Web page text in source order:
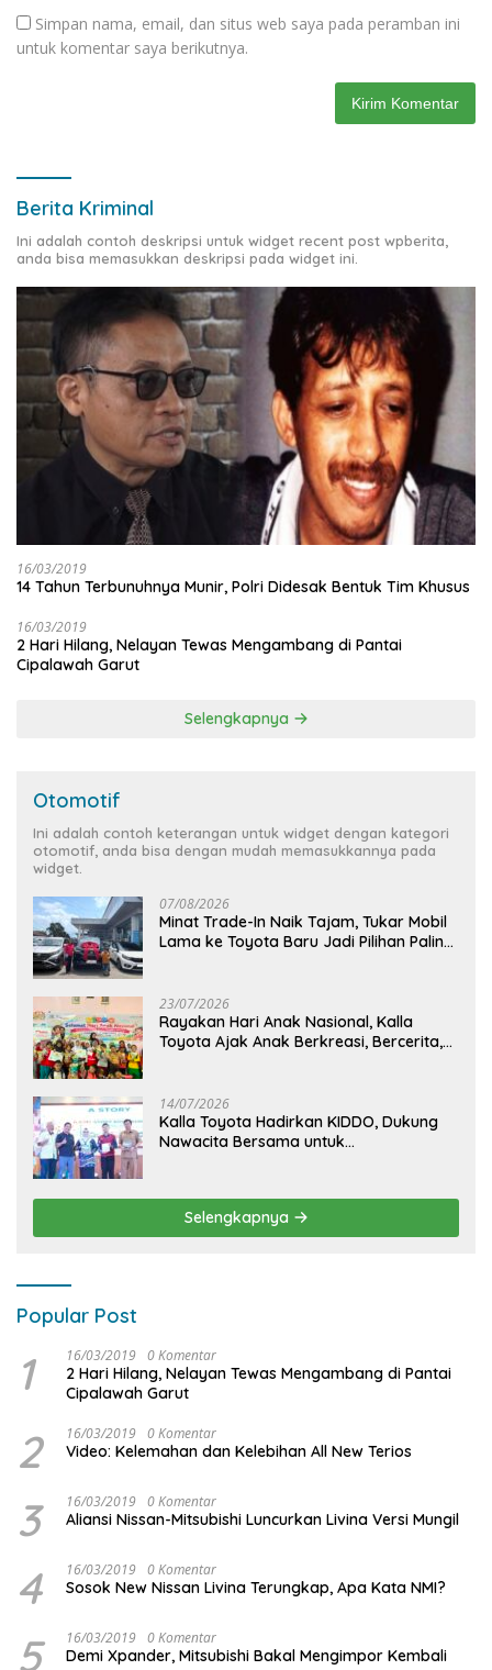
Simpan nama, email, dan situs web saya pada peramban ini
untuk komentar saya berikutnya.
Berita Kriminal
Ini adalah contoh deskripsi untuk widget recent post wpberita,
anda bisa memasukkan deskripsi pada widget ini.
16/03/2019
14 Tahun Terbunuhnya Munir, Polri Didesak Bentuk Tim Khusus
16/03/2019
2 Hari Hilang, Nelayan Tewas Mengambang di Pantai
Cipalawah Garut
Selengkapnya
Otomotif
Ini adalah contoh keterangan untuk widget dengan kategori
otomotif, anda bisa dengan mudah memasukkannya pada
widget.
07/08/2026
Minat Trade-In Naik Tajam, Tukar Mobil
Lama ke Toyota Baru Jadi Pilihan Paling
23/07/2026
Rayakan Hari Anak Nasional, Kalla
Toyota Ajak Anak Berkreasi, Bercerita,
14/07/2026
Kalla Toyota Hadirkan KIDDO, Dukung
Nawacita Bersama untuk
Selengkapnya
Popular Post
1 16/03/2019 0 Komentar
2 Hari Hilang, Nelayan Tewas Mengambang di Pantai
Cipalawah Garut
2 16/03/2019 0 Komentar
Video: Kelemahan dan Kelebihan All New Terios
3 16/03/2019 0 Komentar
Aliansi Nissan-Mitsubishi Luncurkan Livina Versi Mungil
4 16/03/2019 0 Komentar
Sosok New Nissan Livina Terungkap, Apa Kata NMI?
5 16/03/2019 0 Komentar
Demi Xpander, Mitsubishi Bakal Mengimpor Kembali